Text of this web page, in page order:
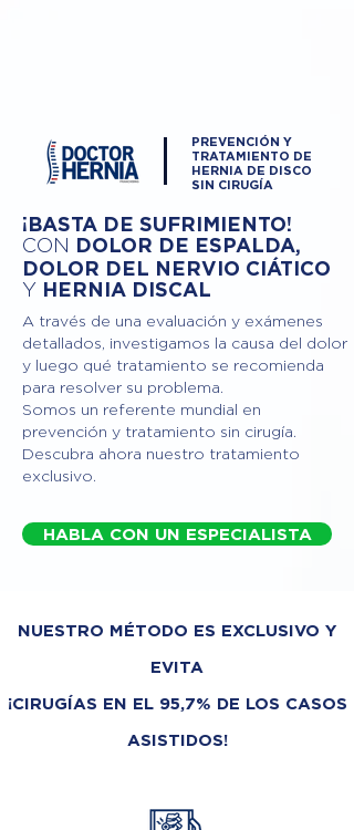
PREVENCIÓN Y
TRATAMIENTO DE
HERNIA DE DISCO
SIN CIRUGÍA
¡BASTA DE SUFRIMIENTO!
CON DOLOR DE ESPALDA,
DOLOR DEL NERVIO CIÁTICO
Y HERNIA DISCAL
A través de una evaluación y exámenes
detallados, investigamos la causa del dolor
y luego qué tratamiento se recomienda
para resolver su problema.
Somos un referente mundial en
prevención y tratamiento sin cirugía.
Descubra ahora nuestro tratamiento
exclusivo.
HABLA CON UN ESPECIALISTA
NUESTRO MÉTODO ES EXCLUSIVO Y
EVITA
¡CIRUGÍAS EN EL 95,7% DE LOS CASOS
ASISTIDOS!